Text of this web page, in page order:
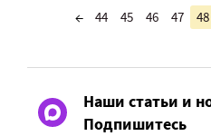
← 44 45 46 47 48
Наши статьи и
Подпишитесь